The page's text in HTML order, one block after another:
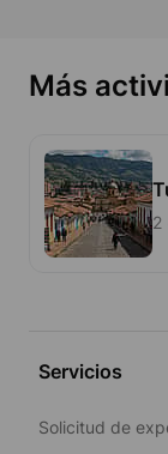
Más
2
Servicios
Solicitud de